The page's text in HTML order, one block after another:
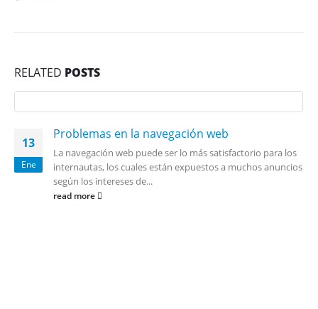
RELATED POSTS
13
Ene
Problemas en la navegación web
La navegación web puede ser lo más satisfactorio para los
internautas, los cuales están expuestos a muchos anuncios
según los intereses de...
read more